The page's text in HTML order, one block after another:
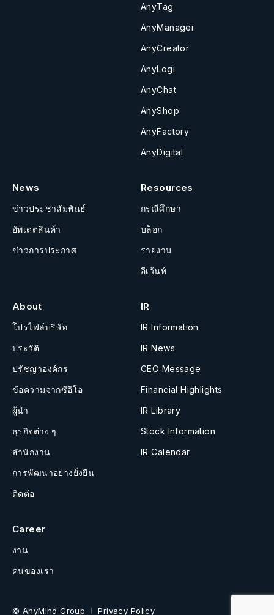
AnyTag
AnyManager
AnyCreator
AnyLogi
AnyChat
AnyShop
AnyFactory
AnyDigital
News
ข่าวประชาสัมพันธ์
อัพเดตสินค้า
ข่าวการประกาศ
Resources
กรณีศึกษา
บล็อก
รายงาน
อีเว้นท์
About
โปรไฟล์บริษัท
ประวัติ
ปรัชญาองค์กร
ข้อความจากซีอีโอ
ผู้นำ
ธุรกิจต่าง ๆ
สำนักงาน
การพัฒนาอย่างยั่งยืน
ติดต่อ
IR
IR Information
IR News
CEO Message
Financial Highlights
IR Library
Stock Information
IR Calendar
Career
งาน
คนของเรา
© AnyMind Group Privacy Policy